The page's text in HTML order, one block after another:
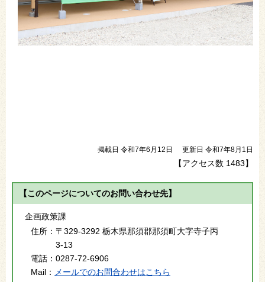
掲載日 令和7年6月12日 更新日 令和7年8月1日
【アクセス数 1483】
【このページについてのお問い合わせ先】
企画政策課
住所： 〒329-3292 栃木県那須郡那須町大字寺子丙
3-13
電話： 0287-72-6906
Mail： メールでのお問合わせはこちら